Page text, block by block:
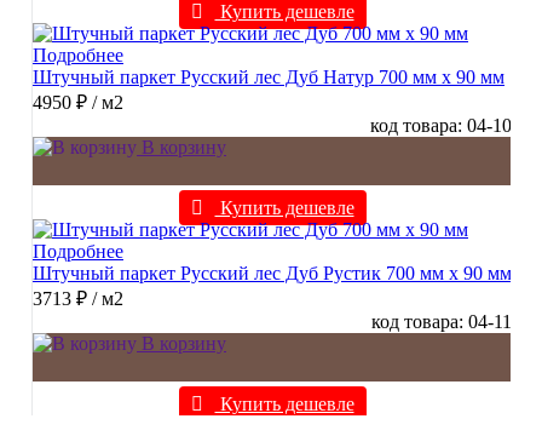
Купить дешевле
Подробнее
Штучный паркет Русский лес Дуб Натур 700 мм х 90 мм
4950 ₽ / м2
код товара: 04-10
В корзину
Купить дешевле
Подробнее
Штучный паркет Русский лес Дуб Рустик 700 мм х 90 мм
3713 ₽ / м2
код товара: 04-11
В корзину
Купить дешевле